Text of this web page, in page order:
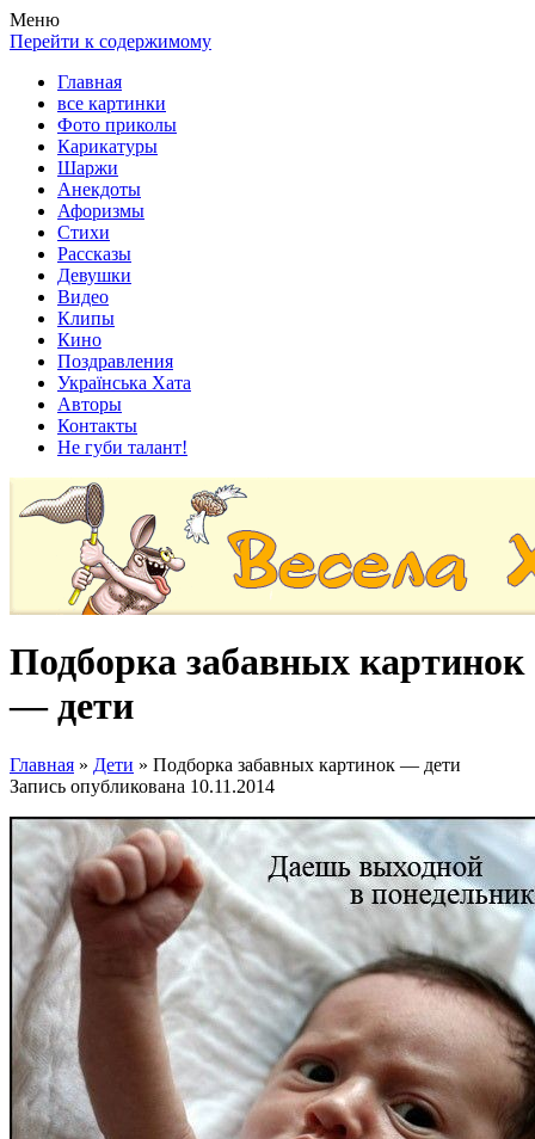
Весела хата — прикольные картинки, смешные истории,
клипы!
Покажем всем ваши фото приколы, карикатуры, шаржи, стихи,
рассказы, видео и песни!
Меню
Перейти к содержимому
Главная
все картинки
Фото приколы
Карикатуры
Шаржи
Анекдоты
Афоризмы
Стихи
Рассказы
Девушки
Видео
Клипы
Кино
Поздравления
Українська Хата
Авторы
Контакты
Не губи талант!
Подборка забавных картинок
— дети
Главная » Дети » Подборка забавных картинок — дети
Запись опубликована 10.11.2014